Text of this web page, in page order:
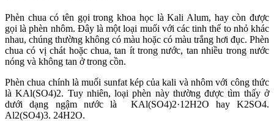
Phèn chua có tên gọi trong khoa học là Kali Alum, hay còn được
gọi là phèn nhôm. Đây là một loại muối với các tinh thể to nhỏ khác
nhau, chúng thường không có màu hoặc có màu trắng hơi đục. Phèn
chua có vị chát hoặc chua, tan ít trong nước, tan nhiều trong nước
nóng và không tan ở trong cồn.
Phèn chua chính là muối sunfat kép của kali và nhôm với công thức
là KAl(SO4)2. Tuy nhiên, loại phèn này thường được tìm thấy ở
dưới dạng ngậm nước là KAl(SO4)2·12H2O hay K2SO4.
Al2(SO4)3. 24H2O.